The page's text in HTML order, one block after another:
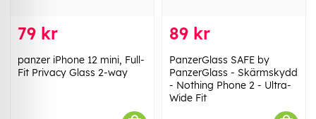
79 kr
panzer iPhone 12 mini, Full-
Fit Privacy Glass 2-way
89 kr
PanzerGlass SAFE by
PanzerGlass - Skärmskydd
- Nothing Phone 2 - Ultra-
Wide Fit